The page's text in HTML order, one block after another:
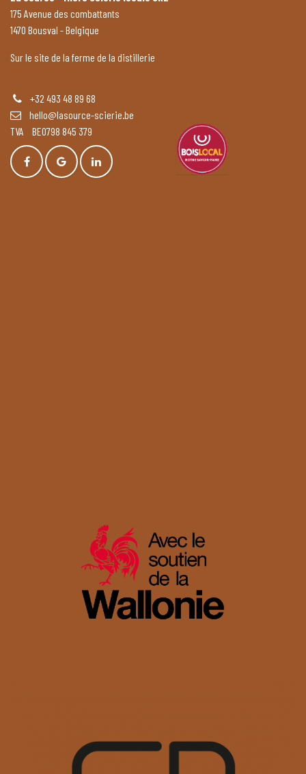
175 Avenue des combattants
1470 Bousval - Belgique
Sur le site de la ferme de la distillerie
+32 493 48 89 68
hello@lasource-scierie.be
TVA BE0798 845 379